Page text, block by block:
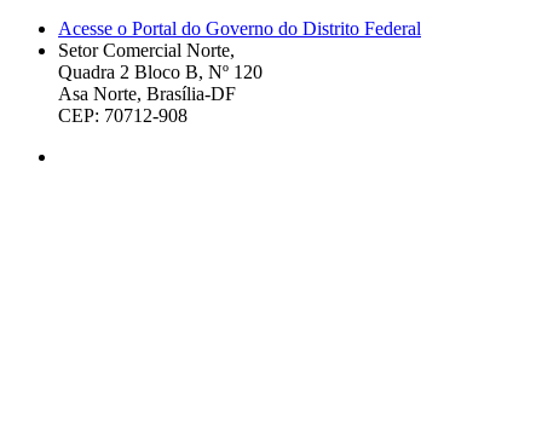
Acesse o Portal do Governo do Distrito Federal
Setor Comercial Norte,
Quadra 2 Bloco B, Nº 120
Asa Norte, Brasília-DF
CEP: 70712-908